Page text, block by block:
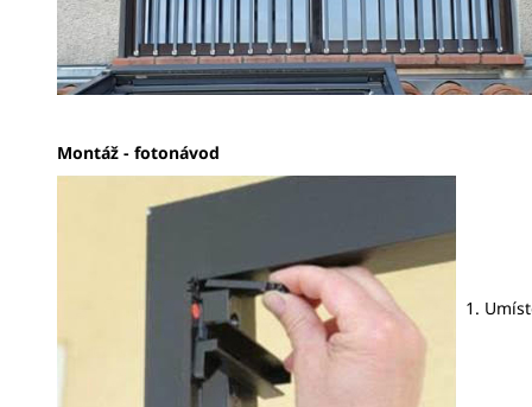
Montáž - fotonávod
1.